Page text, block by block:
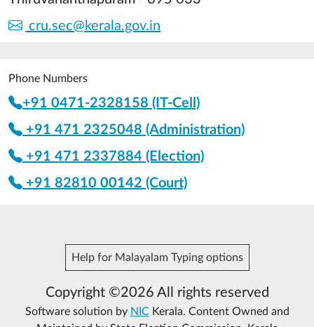
cru.sec@kerala.gov.in
Phone Numbers
+91 0471-2328158 (IT-Cell)
+91 471 2325048 (Administration)
+91 471 2337884 (Election)
+91 82810 00142 (Court)
Help for Malayalam Typing options
Copyright ©2026 All rights reserved
Software solution by NICKerala. Content Owned and